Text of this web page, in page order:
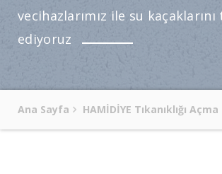
vecihazlarımız ile su
ediyoruz
Ana Sayfa HAMİDİYE Tıkanıklığı Açma